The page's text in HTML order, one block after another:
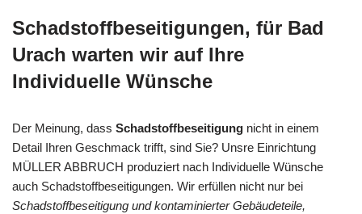
Schadstoffbeseitigungen, für Bad
Urach warten wir auf Ihre
Individuelle Wünsche
Der Meinung, dass Schadstoffbeseitigung nicht in einem
Detail Ihren Geschmack trifft, sind Sie? Unsre Einrichtung
MÜLLER ABBRUCH produziert nach Individuelle Wünsche
auch Schadstoffbeseitigungen. Wir erfüllen nicht nur bei
Schadstoffbeseitigung und kontaminierter Gebäudeteile,